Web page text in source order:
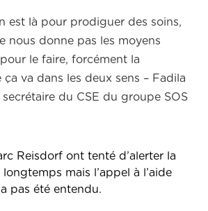
est là pour prodiguer des soins,
nous donne pas les moyens
le faire, forcément la
ça va dans les deux sens – Fadila
du CSE du groupe SOS
Reisdorf ont tenté d’alerter la
mais l’appel à l’aide
pas été entendu.